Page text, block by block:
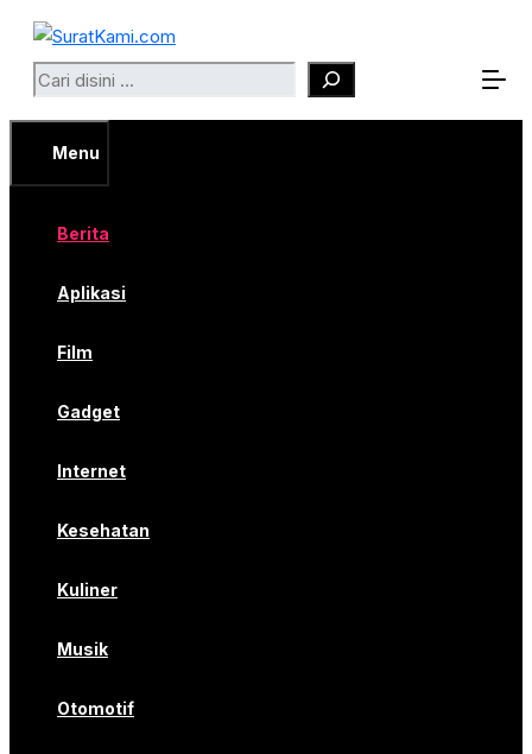
Langsung
Search
Menu
Berita
Aplikasi
Film
Gadget
Internet
Kesehatan
Kuliner
Musik
Otomotif